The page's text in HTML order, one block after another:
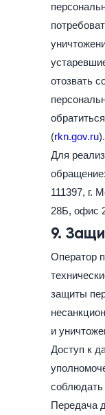
отозвать
(rkn.gov.ru).
Для
обращение:
111397, г.
28Б, офис
9.
Оператор
защиты
и
Доступ к
соблюдать
Передача